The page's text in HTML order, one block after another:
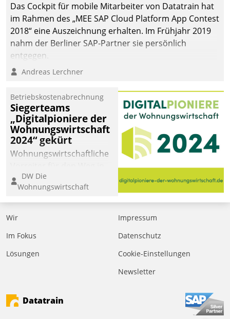
Das Cockpit für mobile Mitarbeiter von Datatrain hat
im Rahmen des „MEE SAP Cloud Platform App Contest
2018“ eine Auszeichnung erhalten. Im Frühjahr 2019
nahm der Berliner SAP-Partner sie persönlich
entgegen.
Andreas Lerchner
Betriebskostenabrechnung
Siegerteams
„Digitalpioniere der
Wohnungswirtschaft
2024“ gekürt
Wohnungswirtschaftliche
eine digitale Zukunft zu
finden, ist das Ziel des
Awards „Digitalpioniere
der
Bewerben können sich
dafür ein Team
DW Die
Wohnungswirtschaft
Wir
Im Fokus
Lösungen
Impressum
Datenschutz
Cookie-Einstellungen
Newsletter
Datatrain